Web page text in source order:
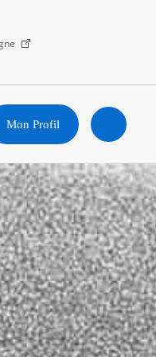
Mon Profil
Ouvrir
la